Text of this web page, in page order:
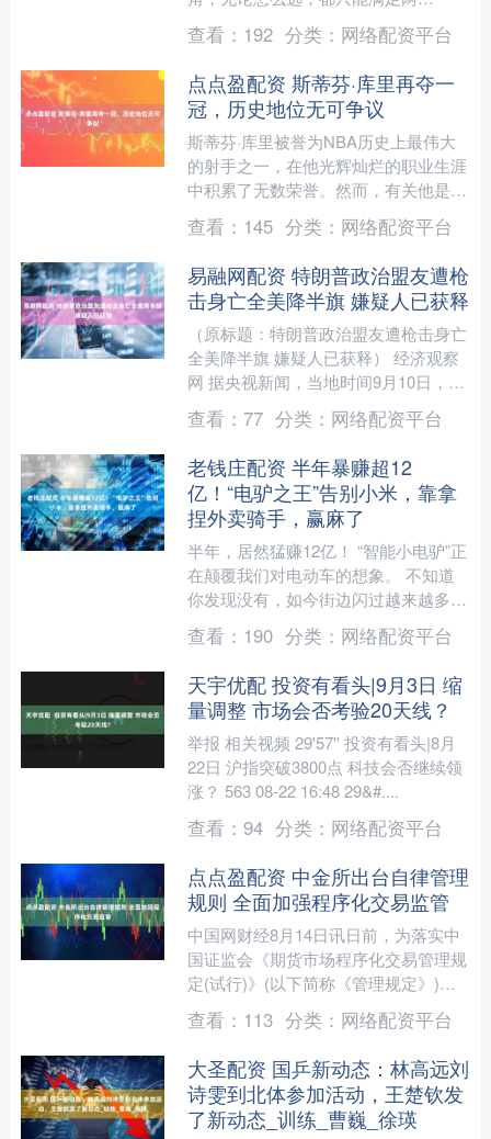
点。"好吃又便宜的盖码饭大多重油重
盐，一顿干下去血糖报警；便宜又....
查看： 192 分类： 网络配资平台
点点盈配资 斯蒂芬·库里再夺一
冠，历史地位无可争议
斯蒂芬·库里被誉为NBA历史上最伟大
的射手之一，在他光辉灿烂的职业生涯
中积累了无数荣誉。然而，有关他是否
能够进入历史前十的争论一直存在。如
果库里在退役前再夺得一....
查看： 145 分类： 网络配资平台
易融网配资 特朗普政治盟友遭枪
击身亡全美降半旗 嫌疑人已获释
（原标题：特朗普政治盟友遭枪击身亡
全美降半旗 嫌疑人已获释） 经济观察
网 据央视新闻，当地时间9月10日，美
国联邦调查局局长卡什·帕特尔表示，
因枪杀知名保守派活....
查看： 77 分类： 网络配资平台
老钱庄配资 半年暴赚超12
亿！“电驴之王”告别小米，靠拿
捏外卖骑手，赢麻了
半年，居然猛赚12亿！ “智能小电驴”正
在颠覆我们对电动车的想象。 不知道
你发现没有，如今街边闪过越来越多造
型酷炫、能连手机、自带系统的电动
车。 年轻人不再只把....
查看： 190 分类： 网络配资平台
天宇优配 投资有看头|9月3日 缩
量调整 市场会否考验20天线？
举报 相关视频 29'57'' 投资有看头|8月
22日 沪指突破3800点 科技会否继续领
涨？ 563 08-22 16:48 29&#....
查看： 94 分类： 网络配资平台
点点盈配资 中金所出台自律管理
规则 全面加强程序化交易监管
中国网财经8月14日讯日前，为落实中
国证监会《期货市场程序化交易管理规
定(试行)》(以下简称《管理规定》)各
项监管要求，全面从严加强程序化交易
监管，维护市场秩序....
查看： 113 分类： 网络配资平台
大圣配资 国乒新动态：林高远刘
诗雯到北体参加活动，王楚钦发
了新动态_训练_曹巍_徐瑛